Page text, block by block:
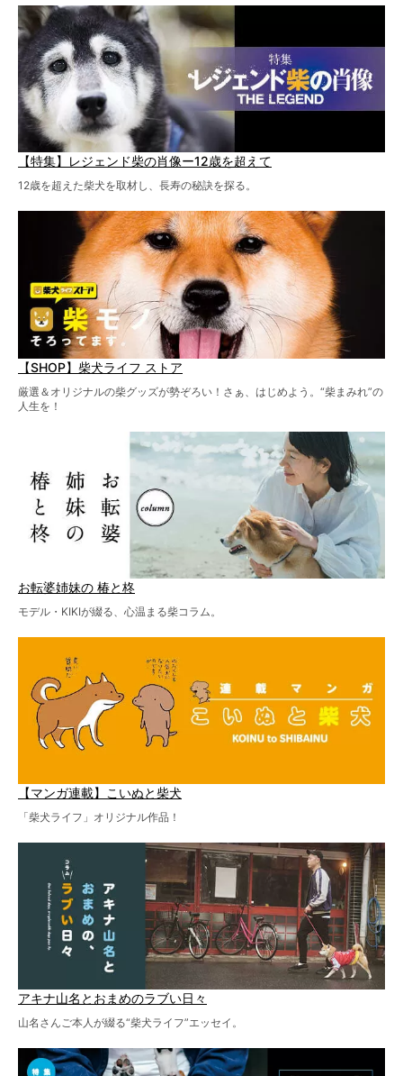
【特集】レジェンド柴の肖像ー12歳を超えて
12歳を超えた柴犬を取材し、長寿の秘訣を探る。
【SHOP】柴犬ライフ ストア
厳選＆オリジナルの柴グッズが勢ぞろい！さぁ、はじめよう。“柴まみれ”の
人生を！
お転婆姉妹の 椿と柊
モデル・KIKIが綴る、心温まる柴コラム。
【マンガ連載】こいぬと柴犬
「柴犬ライフ」オリジナル作品！
アキナ山名とおまめのラブい日々
山名さんご本人が綴る“柴犬ライフ”エッセイ。